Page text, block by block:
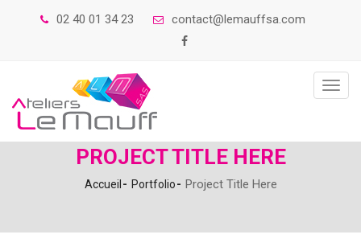
02 40 01 34 23 contact@lemauffsa.com
PROJECT TITLE HERE
Accueil Portfolio Project Title Here